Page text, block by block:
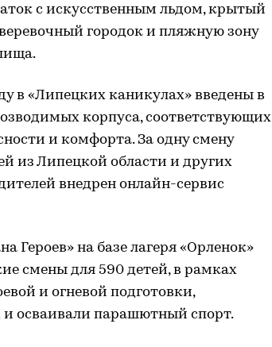
с искусственным льдом, крытый
городок и пляжную зону
в «Липецких каникулах» введены в
корпуса, соответствующих
и комфорта. За одну смену
из Липецкой области и других
внедрен онлайн-сервис
Героев» на базе лагеря «Орленок»
смены для 590 детей, в рамках
и огневой подготовки,
и осваивали парашютный спорт.